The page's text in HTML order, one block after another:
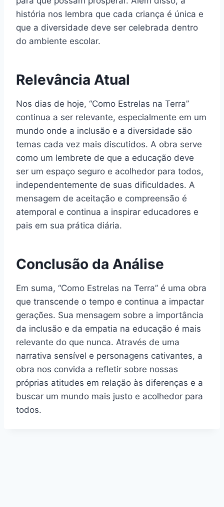
história nos lembra que cada criança é única e
que a diversidade deve ser celebrada dentro
do ambiente escolar.
Relevância Atual
Nos dias de hoje, “Como Estrelas na Terra”
continua a ser relevante, especialmente em um
mundo onde a inclusão e a diversidade são
temas cada vez mais discutidos. A obra serve
como um lembrete de que a educação deve
ser um espaço seguro e acolhedor para todos,
independentemente de suas dificuldades. A
mensagem de aceitação e compreensão é
atemporal e continua a inspirar educadores e
pais em sua prática diária.
Conclusão da Análise
Em suma, “Como Estrelas na Terra” é uma obra
que transcende o tempo e continua a impactar
gerações. Sua mensagem sobre a importância
da inclusão e da empatia na educação é mais
relevante do que nunca. Através de uma
narrativa sensível e personagens cativantes, a
obra nos convida a refletir sobre nossas
próprias atitudes em relação às diferenças e a
buscar um mundo mais justo e acolhedor para
todos.